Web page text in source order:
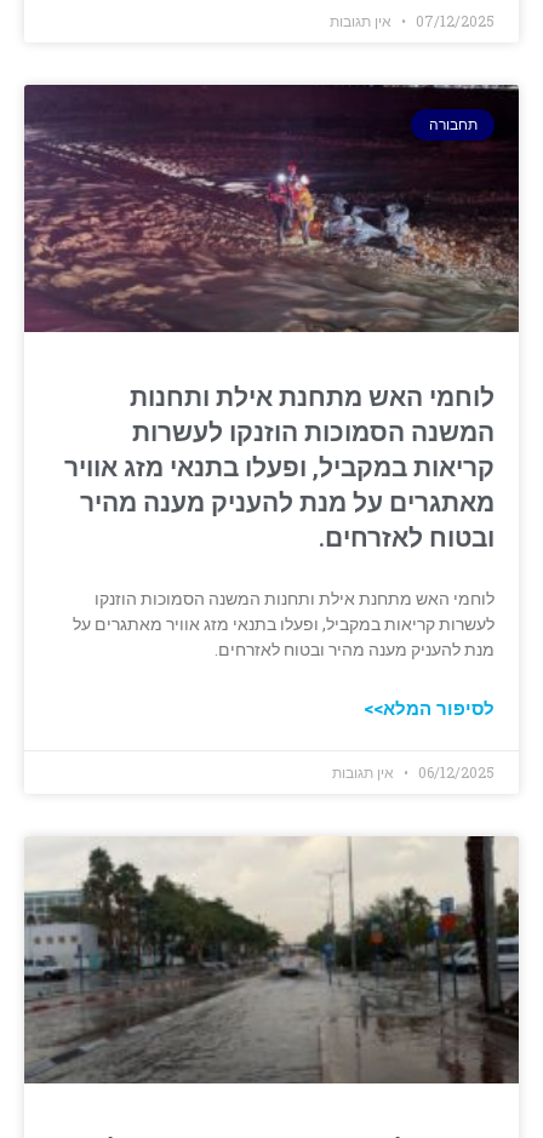
07/12/2025 אין תגובות
תחבורה
לוחמי האש מתחנת אילת ותחנות
המשנה הסמוכות הוזנקו לעשרות
קריאות במקביל, ופעלו בתנאי מזג אוויר
מאתגרים על מנת להעניק מענה מהיר
ובטוח לאזרחים.
לוחמי האש מתחנת אילת ותחנות המשנה הסמוכות הוזנקו
לעשרות קריאות במקביל, ופעלו בתנאי מזג אוויר מאתגרים על
מנת להעניק מענה מהיר ובטוח לאזרחים.
לסיפור המלא>>
06/12/2025 אין תגובות